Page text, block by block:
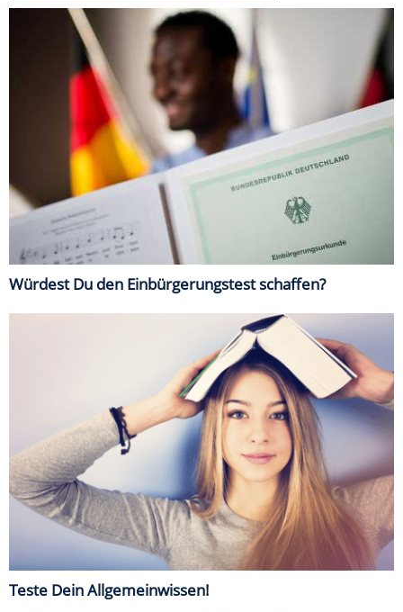
Würdest Du den Einbürgerungstest schaffen?
Teste Dein Allgemeinwissen!